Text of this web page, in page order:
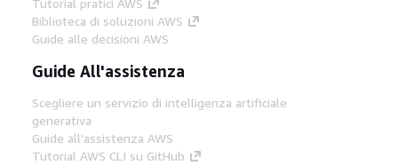
Biblioteca di soluzioni AWS
Guide alle decisioni AWS
Guide All'assistenza
Scegliere un servizio di intelligenza artificiale
generativa
Guide all'assistenza AWS
Tutorial AWS CLI su GitHub